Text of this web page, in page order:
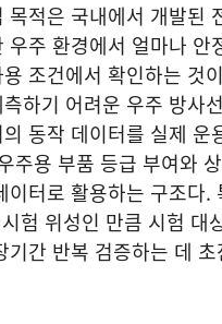
목적은 국내에서 개발된
우주 환경에서 얼마나 안
조건에서 확인하는 것
하기 어려운 우주 방사
동작 데이터를 실제 운
주용 부품 등급 부여와
이터로 활용하는 구조다.
험 위성인 만큼 시험 대
기간 반복 검증하는 데